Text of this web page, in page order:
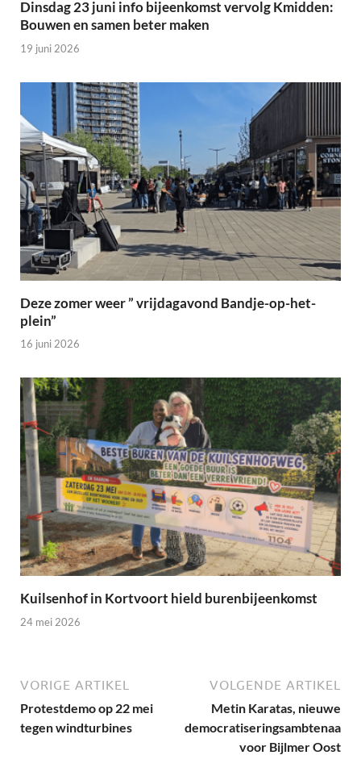
Dinsdag 23 juni info bijeenkomst vervolg Kmidden:
Bouwen en samen beter maken
19 juni 2026
Deze zomer weer ” vrijdagavond Bandje-op-het-
plein”
16 juni 2026
Kuilsenhof in Kortvoort hield burenbijeenkomst
24 mei 2026
VORIGE ARTIKEL
Protestdemo op 22 mei
tegen windturbines
VOLGENDE ARTIKEL
Metin Karatas, nieuwe
democratiseringsambtenaar
voor Bijlmer Oost